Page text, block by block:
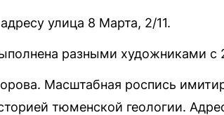
улица 8 Марта, 2/11.
разными художниками с
Масштабная роспись
тюменской геологии.